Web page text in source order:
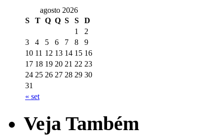
agosto 2026
S
T Q Q S S D
« set
1
2
3
4 5 6 7 8
9
10 11 12 13 14 15 16
17 18 19 20 21 22 23
24 25 26 27 28 29 30
31
Veja Também